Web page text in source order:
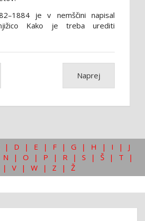
je v nemščini napisal
Kako je treba urediti
Naprej
| D | E | F | G | H | I |
J
N | O | P | R | S | Š | T
|
| V | W | Z | Ž